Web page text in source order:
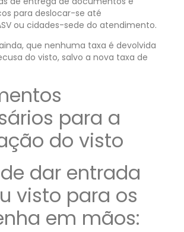
para deslocar-se até
ou cidades-sede do atendimento.
que nenhuma taxa é devolvida
do visto, salvo a nova taxa de
para a
do visto
dar entrada
visto para os
em mãos: